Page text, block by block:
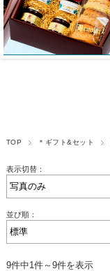
TOP ＊ギフト&セット
表示切替：
並び順：
9件中1件～9件を表示